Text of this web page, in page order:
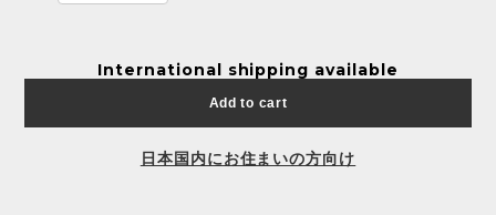
International shipping available
Add to cart
日本国内にお住まいの方向け